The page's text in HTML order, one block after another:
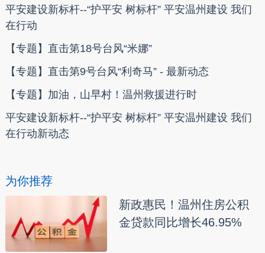
平安建设新标杆--“护平安 树标杆” 平安温州建设 我们
在行动
【专题】直击第18号台风“米娜”
【专题】直击第9号台风“利奇马” - 最新动态
【专题】加油，山早村！温州救援进行时
平安建设新标杆--“护平安 树标杆” 平安温州建设 我们
在行动新动态
为你推荐
新政惠民！温州住房公积
金贷款同比增长46.95%